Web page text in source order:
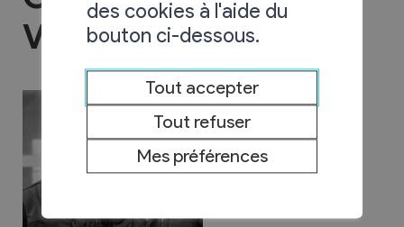
Vignoble
des cookies à l'aide du
bouton ci-dessous.
Tout accepter
Tout refuser
Mes préférences